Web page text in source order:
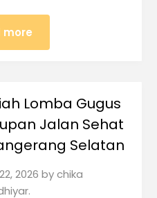
more
Lomba Gugus
Jalan Sehat
Selatan
2026 bychika